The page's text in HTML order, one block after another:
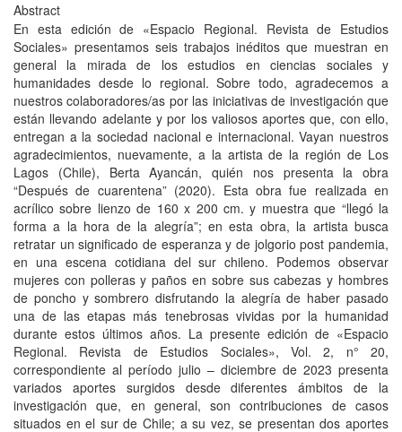
Abstract
En esta edición de «Espacio Regional. Revista de Estudios
Sociales» presentamos seis trabajos inéditos que muestran en
general la mirada de los estudios en ciencias sociales y
humanidades desde lo regional. Sobre todo, agradecemos a
nuestros colaboradores/as por las iniciativas de investigación que
están llevando adelante y por los valiosos aportes que, con ello,
entregan a la sociedad nacional e internacional. Vayan nuestros
agradecimientos, nuevamente, a la artista de la región de Los
Lagos (Chile), Berta Ayancán, quién nos presenta la obra
“Después de cuarentena” (2020). Esta obra fue realizada en
acrílico sobre lienzo de 160 x 200 cm. y muestra que “llegó la
forma a la hora de la alegría”; en esta obra, la artista busca
retratar un significado de esperanza y de jolgorio post pandemia,
en una escena cotidiana del sur chileno. Podemos observar
mujeres con polleras y paños en sobre sus cabezas y hombres
de poncho y sombrero disfrutando la alegría de haber pasado
una de las etapas más tenebrosas vividas por la humanidad
durante estos últimos años. La presente edición de «Espacio
Regional. Revista de Estudios Sociales», Vol. 2, n° 20,
correspondiente al período julio – diciembre de 2023 presenta
variados aportes surgidos desde diferentes ámbitos de la
investigación que, en general, son contribuciones de casos
situados en el sur de Chile; a su vez, se presentan dos aportes